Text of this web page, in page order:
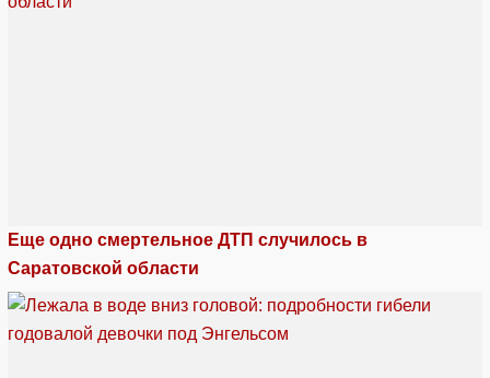
Еще одно смертельное ДТП случилось в
Саратовской области